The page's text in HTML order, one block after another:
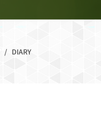
DIARY